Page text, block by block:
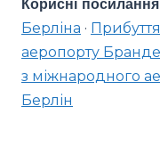
Корисні
Берліна ·
аеропорту
з міжнародного
Берлін